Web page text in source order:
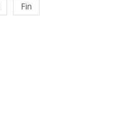
Fin